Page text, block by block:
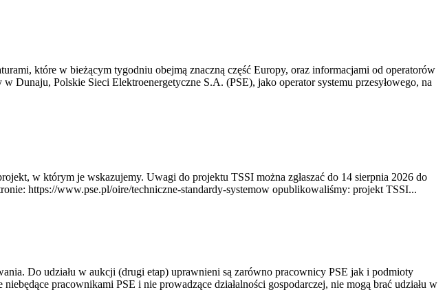
które w bieżącym tygodniu obejmą znaczną część Europy, oraz informacjami od operatorów
Polskie Sieci Elektroenergetyczne S.A. (PSE), jako operator systemu przesyłowego, na
w którym je wskazujemy. Uwagi do projektu TSSI można zgłaszać do 14 sierpnia 2026 do
https://www.pse.pl/oire/techniczne-standardy-systemow opublikowaliśmy: projekt TSSI...
Do udziału w aukcji (drugi etap) uprawnieni są zarówno pracownicy PSE jak i podmioty
pracownikami PSE i nie prowadzące działalności gospodarczej, nie mogą brać udziału w